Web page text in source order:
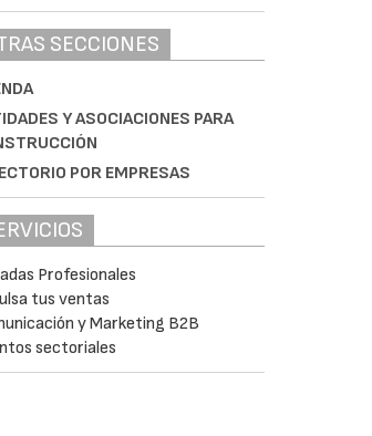
SECCIONES
Y ASOCIACIONES PARA
POR EMPRESAS
Profesionales
tus ventas
y Marketing B2B
sectoriales